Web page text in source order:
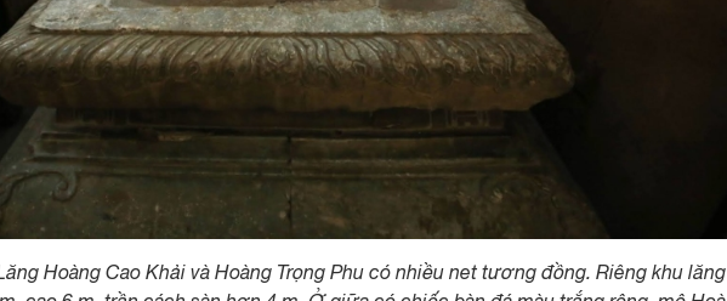
Hoàng Cao Khải và Hoàng Trọng Phu có nhiều net tương đồng. Riêng khu lăng